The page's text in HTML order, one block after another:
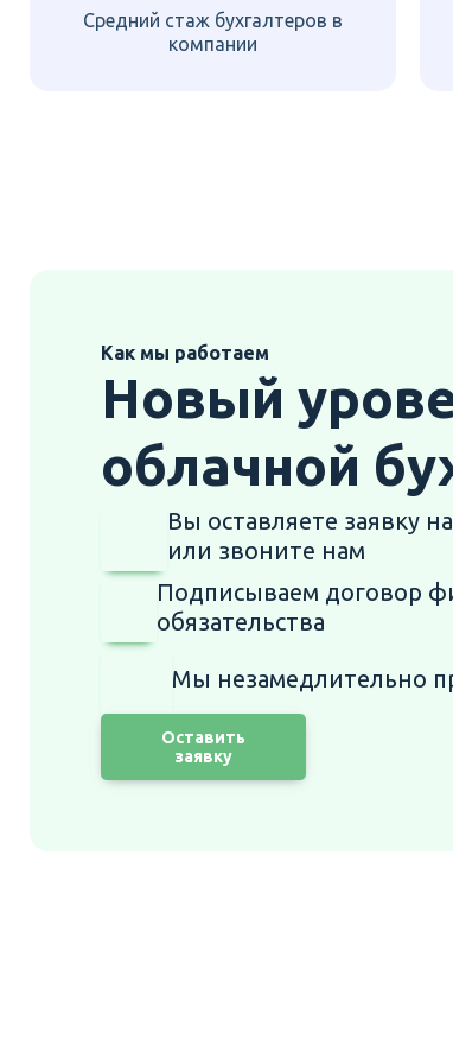
Средний стаж бухгалтеров в
компании
Как мы работаем
Новый
облачной
Вы оставляете заявку
или звоните нам
Подписываем договор
обязательства
Мы незамедлительно
Оставить
заявку